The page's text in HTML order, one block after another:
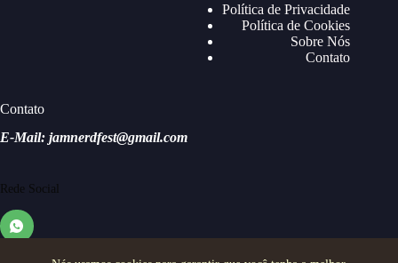
Política de Privacidade
Política de Cookies
Sobre Nós
Contato
Contato
E-Mail: jamnerdfest@gmail.com
Rede Social